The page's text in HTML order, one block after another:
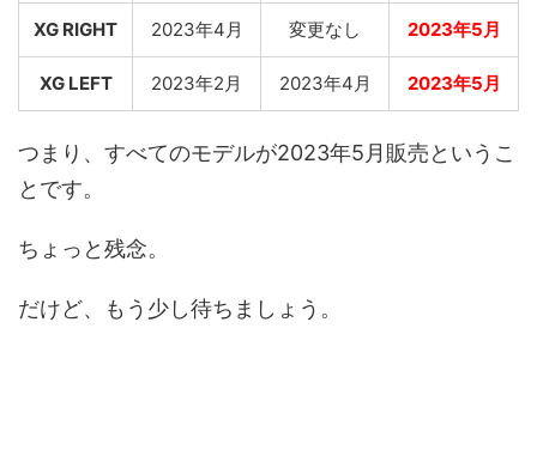
XG RIGHT 2023年4月 変更なし 2023年5月
XG LEFT 2023年2月 2023年4月 2023年5月
つまり、すべてのモデルが2023年5月販売というこ
とです。
ちょっと残念。
だけど、もう少し待ちましょう。